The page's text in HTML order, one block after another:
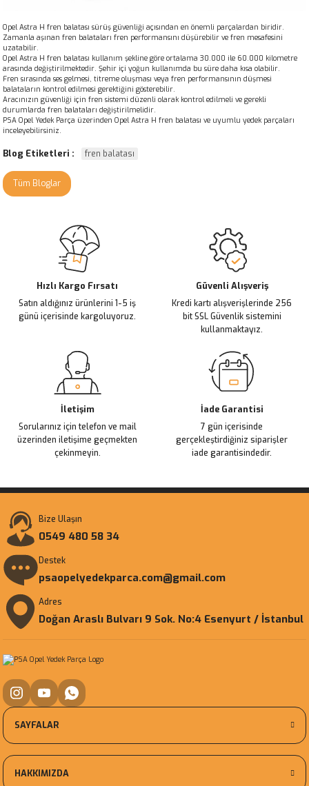
Opel Astra H fren balatası sürüş güvenliği açısından en önemli parçalardan biridir.
Zamanla aşınan fren balataları fren performansını düşürebilir ve fren mesafesini
uzatabilir.
Opel Astra H fren balatası kullanım şekline göre ortalama 30.000 ile 60.000 kilometre
arasında değiştirilmektedir. Şehir içi yoğun kullanımda bu süre daha kısa olabilir.
Fren sırasında ses gelmesi, titreme oluşması veya fren performansının düşmesi
balataların kontrol edilmesi gerektiğini gösterebilir.
Aracınızın güvenliği için fren sistemi düzenli olarak kontrol edilmeli ve gerekli
durumlarda fren balataları değiştirilmelidir.
PSA Opel Yedek Parça üzerinden Opel Astra H fren balatası ve uyumlu yedek parçaları
inceleyebilirsiniz.
Blog Etiketleri : fren balatası
Tüm Bloglar
Hızlı Kargo Fırsatı
Satın aldığınız ürünlerini 1-5 iş
günü içerisinde kargoluyoruz.
Güvenli Alışveriş
Kredi kartı alışverişlerinde 256
bit SSL Güvenlik sistemini
kullanmaktayız.
İletişim
Sorularınız için telefon ve mail
üzerinden iletişime geçmekten
çekinmeyin.
İade Garantisi
7 gün içerisinde
gerçekleştirdiğiniz siparişler
iade garantisindedir.
Bize Ulaşın
0549 480 58 34
Destek
psaopelyedekparca.com@gmail.com
Adres
Doğan Araslı Bulvarı 9 Sok. No:4 Esenyurt / İstanbul
SAYFALAR
HAKKIMIZDA